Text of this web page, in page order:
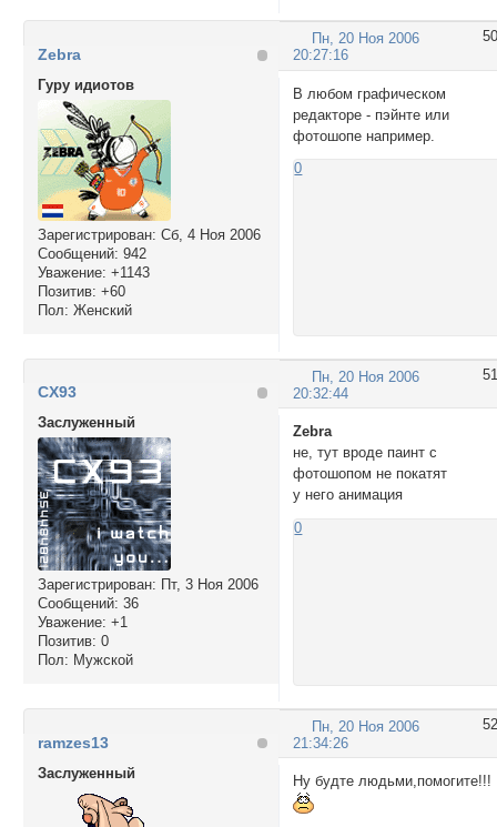
50
Пн, 20 Ноя 2006
20:27:16
Zebra
Гуру идиотов
Зарегистрирован: Сб, 4 Ноя 2006
Сообщений: 942
Уважение: +1143
Позитив: +60
Пол: Женский
В любом графическом
редакторе - пэйнте или
фотошопе например.
0
51
Пн, 20 Ноя 2006
20:32:44
CX93
Заслуженный
Зарегистрирован: Пт, 3 Ноя 2006
Сообщений: 36
Уважение: +1
Позитив: 0
Пол: Мужской
Zebra
не, тут вроде паинт с
фотошопом не покатят
у него анимация
0
52
Пн, 20 Ноя 2006
21:34:26
ramzes13
Заслуженный
Ну будте людьми,помогите!!!